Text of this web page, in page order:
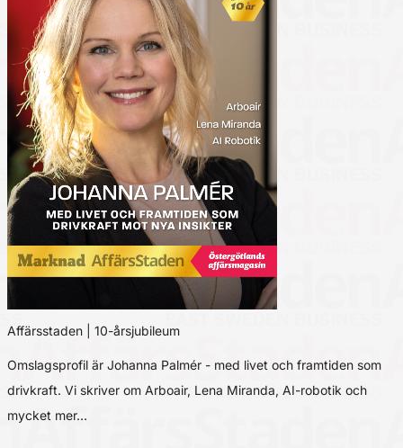
Affärsstaden | 10-årsjubileum
Omslagsprofil är Johanna Palmér - med livet och framtiden som
drivkraft. Vi skriver om Arboair, Lena Miranda, AI-robotik och
mycket mer…